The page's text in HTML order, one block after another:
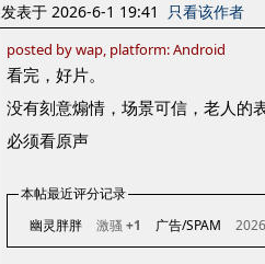
发表于 2026-6-1 19:41 只看该作者
posted by wap, platform: Android
看完，好片。
没有刻意煽情，场景可信，老人的
必须看原声
本帖最近评分记录
幽灵胖胖
激骚 +1 广告/SPAM